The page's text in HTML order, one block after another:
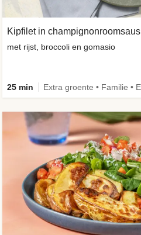
Kipfilet in champignonroomsaus
met rijst, broccoli en gomasio
25 min